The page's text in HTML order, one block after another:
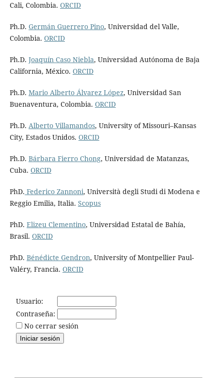
Cali, Colombia. ORCID
Ph.D. Germán Guerrero Pino, Universidad del Valle,
Colombia. ORCID
Ph.D. Joaquín Caso Niebla, Universidad Autónoma de Baja
California, México. ORCID
Ph.D. Mario Alberto Álvarez López, Universidad San
Buenaventura, Colombia. ORCID
Ph.D. Alberto Villamandos, University of Missouri–Kansas
City, Estados Unidos. ORCID
Ph.D. Bárbara Fierro Chong, Universidad de Matanzas,
Cuba. ORCID
PhD. Federico Zannoni, Università degli Studi di Modena e
Reggio Emilia, Italia. Scopus
PhD. Elizeu Clementino, Universidad Estatal de Bahía,
Brasil. ORCID
PhD. Bénédicte Gendron, University of Montpellier Paul-
Valéry, Francia. ORCID
Usuario:
Contraseña:
No cerrar sesión